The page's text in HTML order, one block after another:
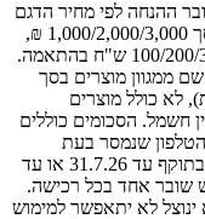
ההנחה לפי מחיר הדגם
הנרכש. לרוכשים סמארטפון חדש בפלאפון בסך 1,000/2,000/3,000 ₪,
שובר הנחה למימוש בחנויות טרקלין בשווי: 100/200/300 ש"ח בהתאמה.
ממגוון מוצרים בסך
לא כולל מוצרים
חשמל. הסכומים כוללים
שנמסר בעת
הרכישה ובו קוד קופון למימוש בסניפי טרקלין. בתוקף עד 31.7.26 או עד
מינ' יח' 5. ניתן לממש שובר אחד בכל רכישה.
לא יתאפשר למימוש